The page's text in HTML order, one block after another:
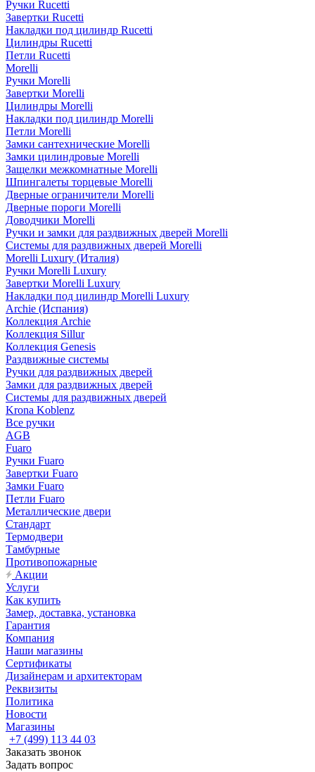
Ручки Rucetti
Завертки Rucetti
Накладки под цилиндр Rucetti
Цилиндры Rucetti
Петли Rucetti
Morelli
Ручки Morelli
Завертки Morelli
Цилиндры Morelli
Накладки под цилиндр Morelli
Петли Morelli
Замки сантехнические Morelli
Замки цилиндровые Morelli
Защелки межкомнатные Morelli
Шпингалеты торцевые Morelli
Дверные ограничители Morelli
Дверные пороги Morelli
Доводчики Morelli
Ручки и замки для раздвижных дверей Morelli
Системы для раздвижных дверей Morelli
Morelli Luxury (Италия)
Ручки Morelli Luxury
Завертки Morelli Luxury
Накладки под цилиндр Morelli Luxury
Archie (Испания)
Коллекция Archie
Коллекция Sillur
Коллекция Genesis
Раздвижные системы
Ручки для раздвижных дверей
Замки для раздвижных дверей
Системы для раздвижных дверей
Krona Koblenz
Все ручки
AGB
Fuaro
Ручки Fuaro
Завертки Fuaro
Замки Fuaro
Петли Fuaro
Металлические двери
Стандарт
Термодвери
Тамбурные
Противопожарные
Акции
Услуги
Как купить
Замер, доставка, установка
Гарантия
Компания
Наши магазины
Сертификаты
Дизайнерам и архитекторам
Реквизиты
Политика
Новости
Магазины
+7 (499) 113 44 03
Заказать звонок
Задать вопрос